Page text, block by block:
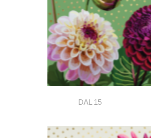
DAL 15